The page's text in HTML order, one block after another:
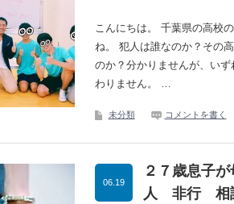
こんにちは。 千葉県の高校
ね。 犯人は誰なのか？その
のか？分かりませんが、い
わりません。 …
未分類 コメントを書く
２７歳息子
人 非行 相
06.19